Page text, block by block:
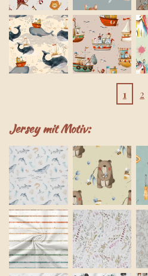
1 2
Jersey mit Motiv: